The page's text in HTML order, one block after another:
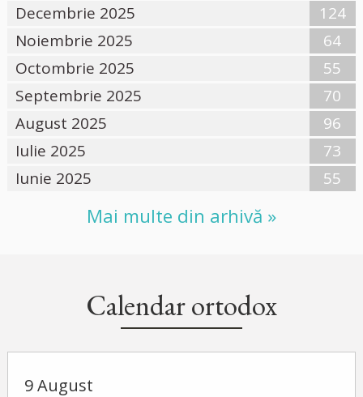
Decembrie 2025
124
Noiembrie 2025
64
Octombrie 2025
55
Septembrie 2025
70
August 2025
96
Iulie 2025
73
Iunie 2025
55
Mai multe din arhivă »
Calendar ortodox
9 August